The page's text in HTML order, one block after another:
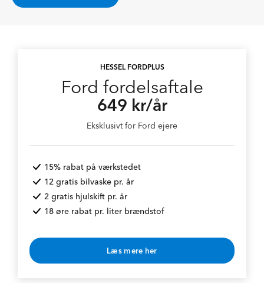
HESSEL FORDPLUS
Ford fordelsaftale
649 kr/år
Eksklusivt for Ford ejere
15% rabat på værkstedet
12 gratis bilvaske pr. år
2 gratis hjulskift pr. år
18 øre rabat pr. liter brændstof
Læs mere her